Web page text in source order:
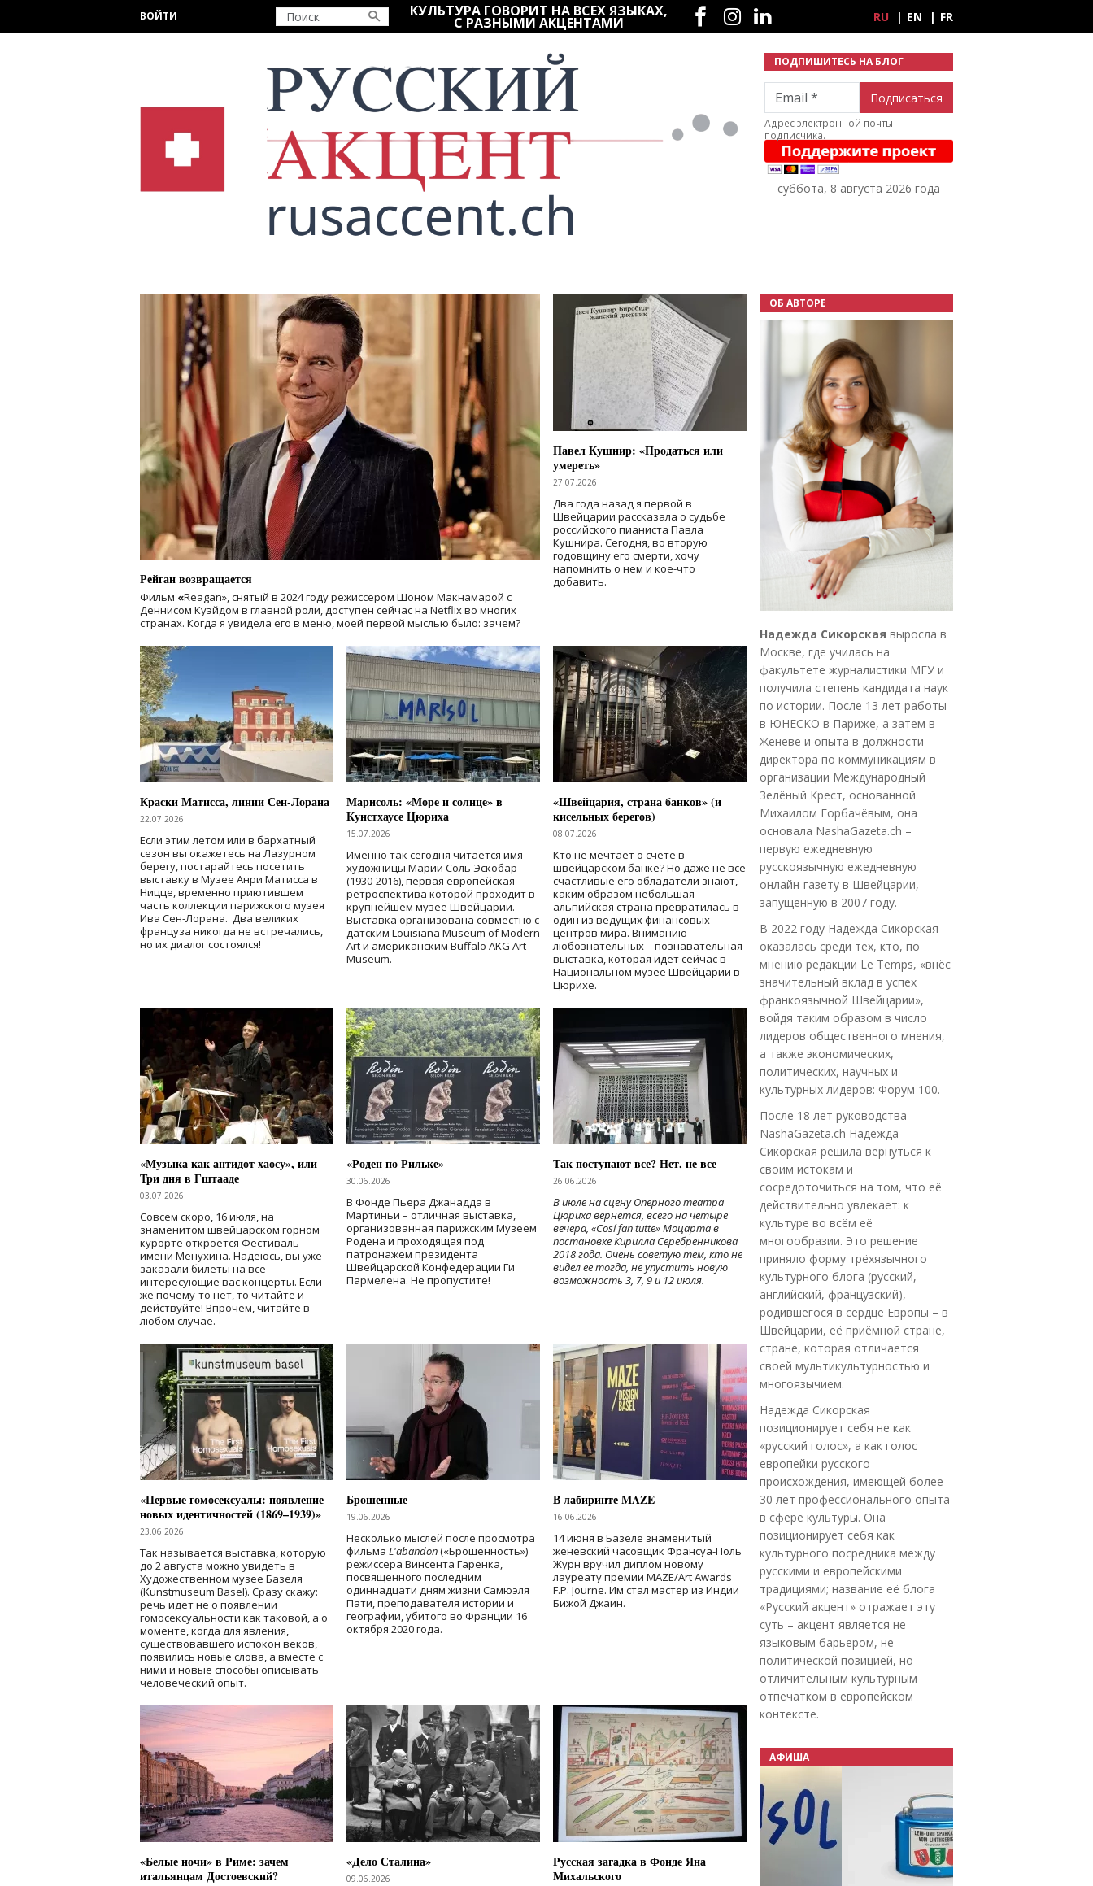
ВОЙТИ КУЛЬТУРА ГОВОРИТ НА ВСЕХ ЯЗЫКАХ,
С РАЗНЫМИ АКЦЕНТАМИ
Социальные сети
RU EN FR
ПОДПИШИТЕСЬ НА БЛОГ
Email
Адрес электронной почты
подписчика.
суббота, 8 августа 2026 года
Рейган возвращается
Фильм «Reagan», снятый в 2024 годурежиссером Шоном Макнамарой с
Деннисом Куэйдом в главной роли, доступен сейчас на Netflix во многих
странах. Когда я увидела его в меню, моей первой мыслью было: зачем?
Павел Кушнир: «Продаться или
умереть»
27.07.2026
Два года назад я первой в
Швейцарии рассказала о судьбе
российского пианиста Павла
Кушнира. Сегодня, во вторую
годовщину его смерти, хочу
напомнить о нем и кое-что
добавить.
Краски Матисса, линии Сен-Лорана
22.07.2026
Если этим летом или в бархатный
сезон вы окажетесь на Лазурном
берегу, постарайтесь посетить
выставку в Музее Анри Матисса в
Ницце, временно приютившем
часть коллекции парижского музея
Ива Сен-Лорана. Два великих
француза никогда не встречались,
но их диалог состоялся!
Марисоль: «Море и солнце» в
Кунстхаусе Цюриха
15.07.2026
Именно так сегодня читается имя
художницы Марии Соль Эскобар
(1930-2016), первая европейская
ретроспектива которой проходит в
крупнейшем музее Швейцарии.
Выставка организована совместно с
датским Louisiana Museum of Modern
Art и американским Buffalo AKG Art
Museum.
«Швейцария, страна банков» (и
кисельных берегов)
08.07.2026
Кто не мечтает о счете в
швейцарском банке? Но даже не все
счастливые его обладатели знают,
каким образом небольшая
альпийская страна превратилась в
один из ведущих финансовых
центров мира. Вниманию
любознательных – познавательная
выставка, которая идет сейчас в
Национальном музее Швейцарии в
Цюрихе.
«Музыка как антидот хаосу», или
Три дня в Гштааде
03.07.2026
Совсем скоро, 16 июля, на
знаменитом швейцарском горном
курорте откроется Фестиваль
имени Менухина. Надеюсь, вы уже
заказали билеты на все
интересующие вас концерты. Если
же почему-то нет, то читайте и
действуйте! Впрочем, читайте в
любом случае.
«Роден по Рильке»
30.06.2026
В Фонде Пьера Джанадда в
Мартиньи – отличная выставка,
организованная парижским Музеем
Родена и проходящая под
патронажем президента
Швейцарской Конфедерации Ги
Пармелена. Не пропустите!
Так поступают все? Нет, не все
26.06.2026
В июле на сцену Оперного театра
Цюриха вернется, всего на четыре
вечера, «Cosí fan tutte» Моцарта в
постановке Кирилла Серебренникова
2018 года. Очень советую тем, кто не
видел ее тогда, не упустить новую
возможность 3, 7, 9 и 12 июля.
«Первые гомосексуалы: появление
новых идентичностей (1869–1939)»
23.06.2026
Так называется выставка, которую
до 2 августа можно увидеть в
Художественном музее Базеля
(Kunstmuseum Basel). Сразу скажу:
речь идет не о появлении
гомосексуальности как таковой, а о
моменте, когда для явления,
существовавшего испокон веков,
появились новые слова, а вместе с
ними и новые способы описывать
человеческий опыт.
Брошенные
19.06.2026
Несколько мыслей после просмотра
фильма L'abandon(«Брошенность»)
режиссера Винсента Гаренка,
посвященного последним
одиннадцати дням жизни Самюэля
Пати, преподавателя истории и
географии, убитого во Франции 16
октября 2020 года.
В лабиринте MAZE
16.06.2026
14 июня в Базеле знаменитый
женевский часовщик Франсуа-Поль
Журн вручил диплом новому
лауреату премии MAZE/Art Awards
F.P. Journe. Им стал мастер из Индии
Бижой Джаин.
«Белые ночи» в Риме: зачем
итальянцам Достоевский?
«Дело Сталина»
09.06.2026
Русская загадка в Фонде Яна
Михальского
ОБ АВТОРЕ
Надежда Сикорская выросла в
Москве, где училась на
факультете журналистики МГУ и
получила степень кандидата наук
по истории. После 13 лет работы
в ЮНЕСКО в Париже, а затем в
Женеве и опыта в должности
директора по коммуникациям в
организации Международный
Зелёный Крест, основанной
Михаилом Горбачёвым, она
основала NashaGazeta.ch –
первую ежедневную
русскоязычную ежедневную
онлайн-газету в Швейцарии,
запущенную в 2007 году.
В 2022 году Надежда Сикорская
оказалась среди тех, кто, по
мнению редакции Le Temps, «внёс
значительный вклад в успех
франкоязычной Швейцарии»,
войдя таким образом в число
лидеров общественного мнения,
а также экономических,
политических, научных и
культурных лидеров: Форум 100.
После 18 лет руководства
NashaGazeta.ch Надежда
Сикорская решила вернуться к
своим истокам и
сосредоточиться на том, что её
действительно увлекает: к
культуре во всём её
многообразии. Это решение
приняло форму трёхязычного
культурного блога (русский,
английский, французский),
родившегося в сердце Европы – в
Швейцарии, её приёмной стране,
стране, которая отличается
своей мультикультурностью и
многоязычием.
Надежда Сикорская
позиционирует себя не как
«русский голос», а как голос
европейки русского
происхождения, имеющей более
30 лет профессионального опыта
в сфере культуры. Она
позиционирует себя как
культурного посредника между
русскими и европейскими
традициями; название её блога
«Русский акцент» отражает эту
суть – акцент является не
языковым барьером, не
политической позицией, но
отличительным культурным
отпечатком в европейском
контексте.
АФИША